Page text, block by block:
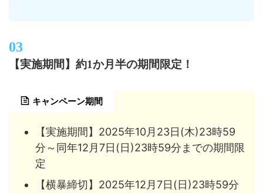
【実施期間】約1か月半の期間限定！
キャンペーン期間
【実施期間】2025年10月23日(木)23時59
分～同年12月7日(日)23時59分までの期間限
定
【横暴締切】2025年12月7日(日)23時59分